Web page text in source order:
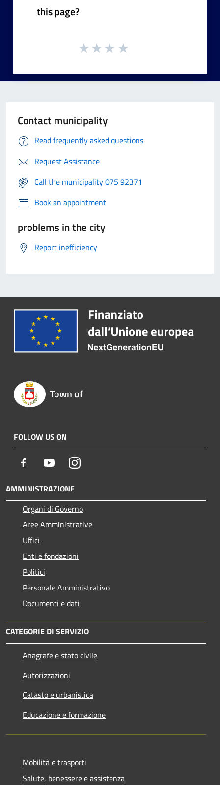
this page?
Contact municipality
Read frequently asked questions
Request Assistance
Call the municipality 075 92371
Book an appointment
problems in the city
Report inefficiency
Town of
FOLLOW US ON
Facebook YoutubeInstagram
AMMINISTRAZIONE
Organi di Governo
Aree Amministrative
Uffici
Enti e fondazioni
Politici
Personale Amministrativo
Documenti e dati
CATEGORIE DI SERVIZIO
Anagrafe e stato civile
Autorizzazioni
Catasto e urbanistica
Educazione e formazione
Mobilità e trasporti
Salute, benessere e assistenza